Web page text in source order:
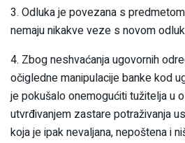
3. Odluka je povezana s
nemaju nikakve veze s novom
4. Zbog neshvaćanja ugovornih
očigledne manipulacije banke kod
je pokušalo onemogućiti tužitelja u
utvrđivanjem zastare potraživanja
koja je ipak nevaljana, nepoštena i